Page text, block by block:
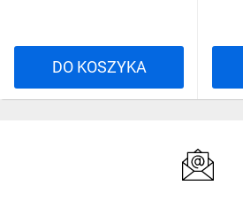
DO KOSZYKA